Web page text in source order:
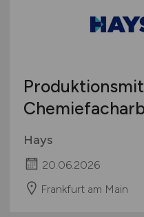
Hays
20.06.2026
Frankfurt am Main